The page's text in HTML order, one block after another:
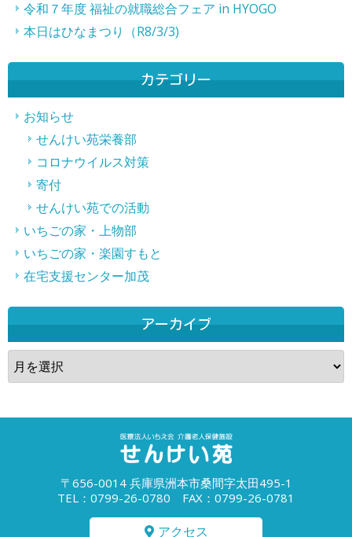
リ
令和７年度 福祉の就職総合フェア in HYOGO
本日はひなまつり（R8/3/3)
カテゴリー
お知らせ
せんけい苑栄養部
コロナウイルス対策
寄付
せんけい苑での活動
いちごの家・上物部
いちごの家・楽園すもと
在宅支援センター加茂
アーカイブ
ア
ー
カ
〒656-0014 兵庫県洲本市桑間字太田495-1
TEL：0799-26-0780 FAX：0799-26-0781
アクセス